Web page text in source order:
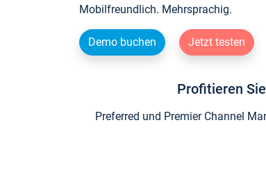
Mobilfreundlich. Mehrsprachig.
Demo buchen Jetzt testen
Profitieren
Preferred und Premier Channel